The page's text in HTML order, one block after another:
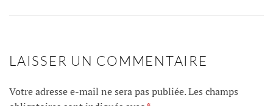
LAISSER UN COMMENTAIRE
Votre adresse e-mail ne sera pas publiée.Les champs